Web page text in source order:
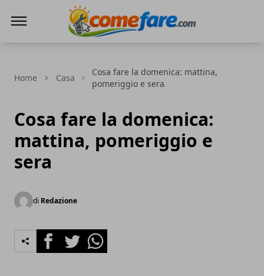
Home Casa
Cosa fare la domenica: mattina,
pomeriggio e sera
Cosa fare la domenica:
mattina, pomeriggio e
sera
di Redazione
FacebookTwitterWhatsapp